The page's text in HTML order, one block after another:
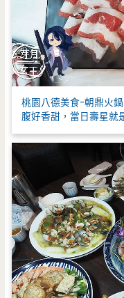
桃園八德美食-朝鼎火
腹好香甜，當日壽星就